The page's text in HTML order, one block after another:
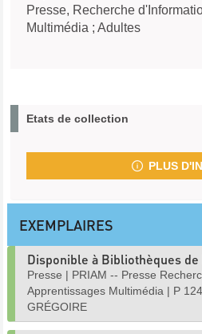
Presse, Recherche
Multimédia ; Adultes
Etats de collection
PLUS
EXEMPLAIRES
Disponible à Bibliothèques
Presse | PRIAM -- Presse
Apprentissages Multimédia | P
GRÉGOIRE